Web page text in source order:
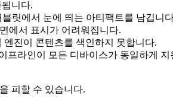
니다.
릿에서 눈에 띄는 아티팩트를 남깁니
에서 표시가 어려워집니다.
진이 콘텐츠를 색인하지 못합니다.
프라인이 모든 디바이스가 동일하게
피할 수 있습니다.